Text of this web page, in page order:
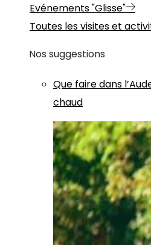
Evénements "Glisse"
Toutes les visites et
Nos suggestions
Que faire dans
chaud